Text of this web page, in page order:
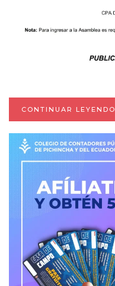
CONTINUAR LEYENDO